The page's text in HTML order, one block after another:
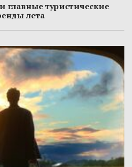
главные туристические
лета